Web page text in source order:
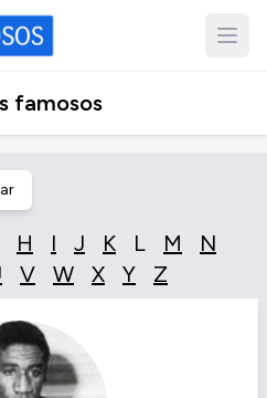
famosos
H I J K L M
N
V W X Y Z